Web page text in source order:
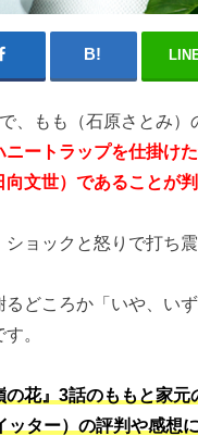
、もも（石原さとみ
ニートラップを仕掛け
文世）であることが判
ョックと怒りで打ち震
るどころか「いや、い
。
の花』3話のももと家元
ッター）の評判や感想